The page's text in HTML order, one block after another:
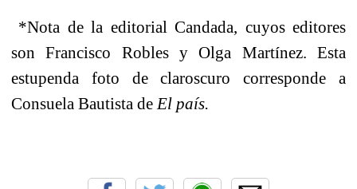
*Nota de la editorial Candada, cuyos editores
son Francisco Robles y Olga Martínez. Esta
estupenda foto de claroscuro corresponde a
Consuela Bautista de El país.